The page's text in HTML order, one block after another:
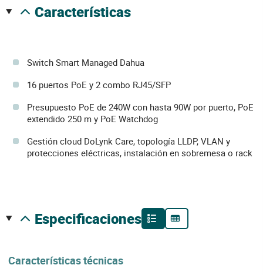
características
Switch Smart Managed Dahua
16 puertos PoE y 2 combo RJ45/SFP
Presupuesto PoE de 240W con hasta 90W por puerto, PoE
extendido 250 m y PoE Watchdog
Gestión cloud DoLynk Care, topología LLDP, VLAN y
protecciones eléctricas, instalación en sobremesa o rack
especificaciones
Características técnicas